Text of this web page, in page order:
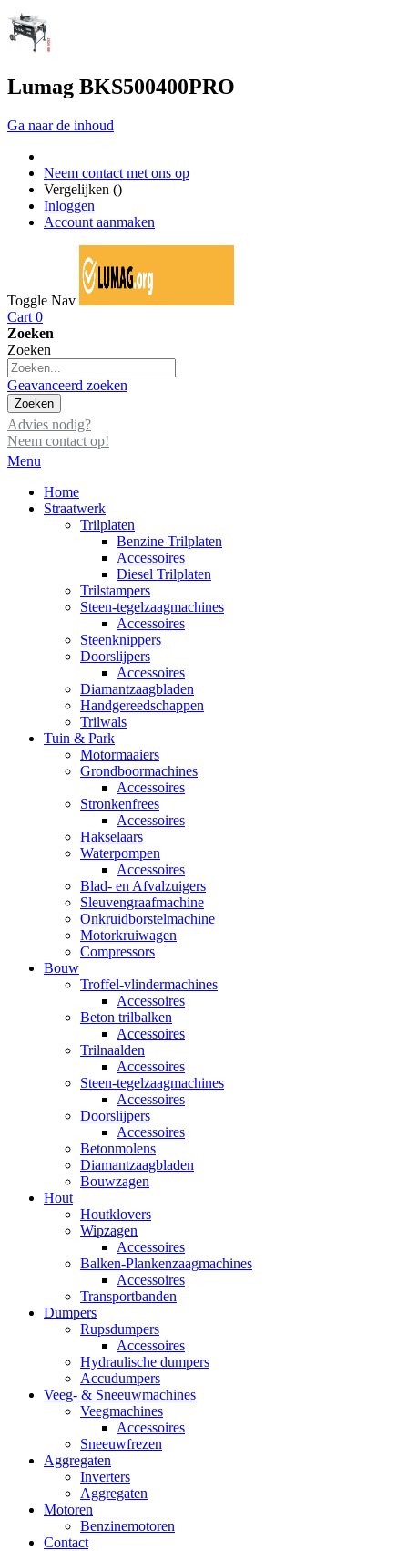
Lumag BKS500400PRO
Ga naar de inhoud
Neem contact met ons op
Vergelijken ()
Inloggen
Account aanmaken
Toggle Nav
Cart 0
Zoeken
Zoeken
Geavanceerd zoeken
Zoeken
Advies nodig?
Neem contact op!
Menu
Home
Straatwerk
Trilplaten
Benzine Trilplaten
Accessoires
Diesel Trilplaten
Trilstampers
Steen-tegelzaagmachines
Accessoires
Steenknippers
Doorslijpers
Accessoires
Diamantzaagbladen
Handgereedschappen
Trilwals
Tuin & Park
Motormaaiers
Grondboormachines
Accessoires
Stronkenfrees
Accessoires
Hakselaars
Waterpompen
Accessoires
Blad- en Afvalzuigers
Sleuvengraafmachine
Onkruidborstelmachine
Motorkruiwagen
Compressors
Bouw
Troffel-vlindermachines
Accessoires
Beton trilbalken
Accessoires
Trilnaalden
Accessoires
Steen-tegelzaagmachines
Accessoires
Doorslijpers
Accessoires
Betonmolens
Diamantzaagbladen
Bouwzagen
Hout
Houtklovers
Wipzagen
Accessoires
Balken-Plankenzaagmachines
Accessoires
Transportbanden
Dumpers
Rupsdumpers
Accessoires
Hydraulische dumpers
Accudumpers
Veeg- & Sneeuwmachines
Veegmachines
Accessoires
Sneeuwfrezen
Aggregaten
Inverters
Aggregaten
Motoren
Benzinemotoren
Contact